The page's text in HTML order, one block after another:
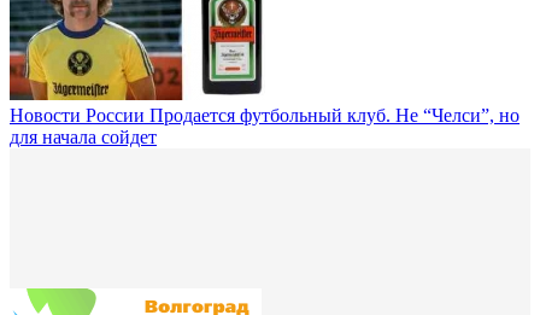
Новости России Продается футбольный клуб. Не “Челси”, но
для начала сойдет